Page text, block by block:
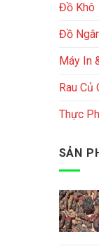
Đồ Khô
Đồ
Máy In
Rau Củ
Thực
SẢN